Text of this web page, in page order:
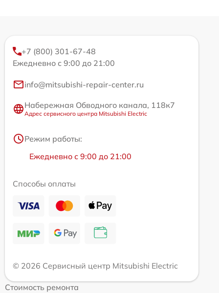
+7 (800) 301-67-48
Ежедневно с 9:00 до 21:00
info@mitsubishi-repair-center.ru
Набережная Обводного канала, 118к7
Адрес сервисного центра Mitsubishi Electric
Режим работы:
Ежедневно с 9:00 до 21:00
Способы оплаты
© 2026 Сервисный центр Mitsubishi Electric
Стоимость ремонта